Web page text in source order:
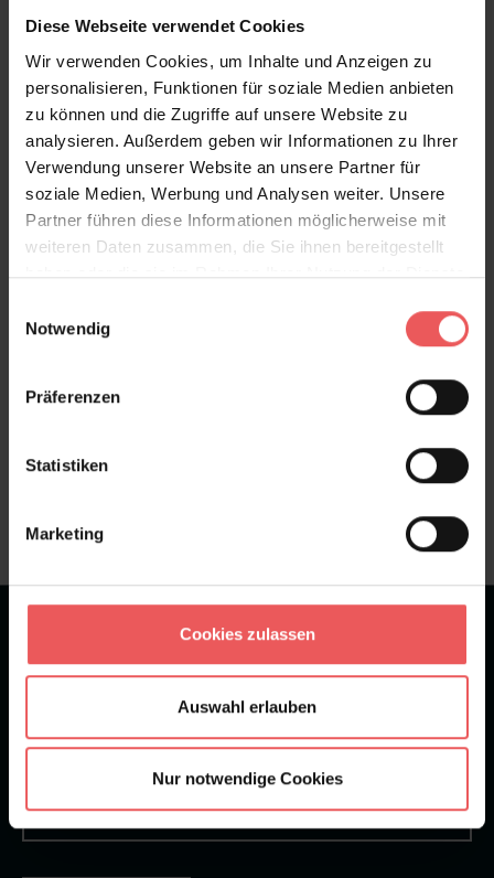
Diese Webseite verwendet Cookies
Wir verwenden Cookies, um Inhalte und Anzeigen zu
personalisieren, Funktionen für soziale Medien anbieten
zu können und die Zugriffe auf unsere Website zu
analysieren. Außerdem geben wir Informationen zu Ihrer
Verwendung unserer Website an unsere Partner für
soziale Medien, Werbung und Analysen weiter. Unsere
Partner führen diese Informationen möglicherweise mit
weiteren Daten zusammen, die Sie ihnen bereitgestellt
haben oder die sie im Rahmen Ihrer Nutzung der Dienste
Notwendig
Präferenzen
Statistiken
Marketing
Cookies zulassen
Auswahl erlauben
Nur notwendige Cookies
"Skandinavisches Design"...
Produktdetails
Versand & Zahlung
Bewertungen
FAQ
Bei 1245 Bewertungen